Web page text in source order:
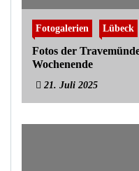
Fotogalerien Lübeck
Fotos der
Wochenende
21. Juli 2025